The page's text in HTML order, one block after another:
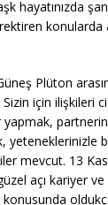
hayatınızda
konularda
Plüton
için ilişkileri
yeteneklerinizle
mevcut. 13
açı kariyer